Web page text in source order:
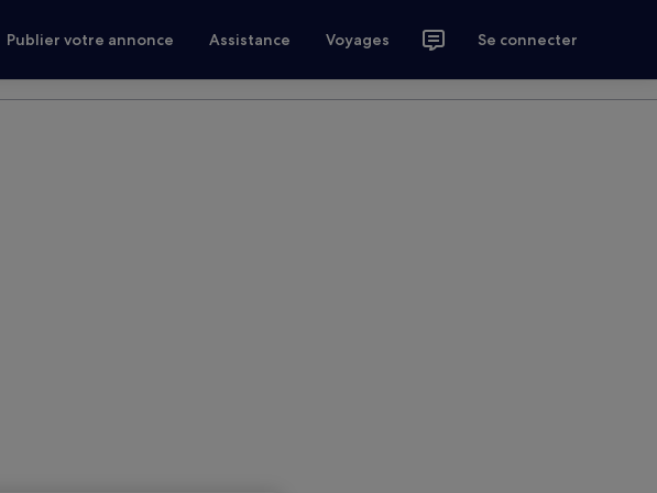
Publier votre annonce Assistance Voyages Se connecter